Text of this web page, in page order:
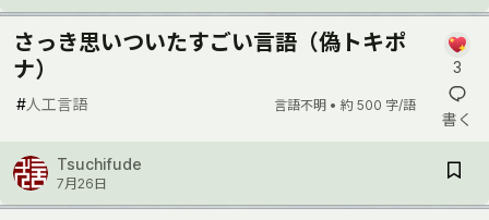
さっき思いついたすごい言語（偽トキポ
ナ）
#人工言語 言語不明 • 約 500 字/語
3
書く
Tsuchifude
7月26日